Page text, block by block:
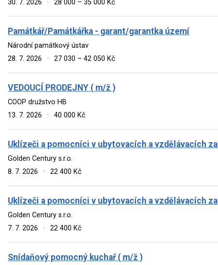
30. 7. 2026
· 28 000 – 35 000 Kč
Památkář/Památkářka - garant/garantka území
Národní památkový ústav
28. 7. 2026
· 27 030 – 42 050 Kč
VEDOUCÍ PRODEJNY ( m/ž )
COOP družstvo HB
13. 7. 2026
· 40 000 Kč
Uklízeči a pomocníci v ubytovacích a vzdělávacích
Golden Century s.r.o.
8. 7. 2026
· 22 400 Kč
Uklízeči a pomocníci v ubytovacích a vzdělávacích
Golden Century s.r.o.
7. 7. 2026
· 22 400 Kč
Snídaňový pomocný kuchař ( m/ž )